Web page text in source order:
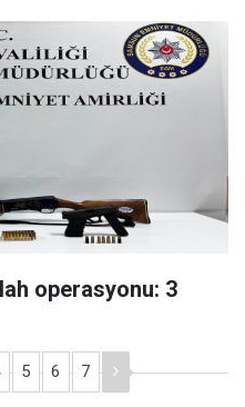
operasyonu: 3
5 6 7